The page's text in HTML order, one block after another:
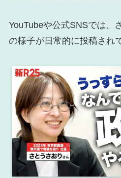
YouTubeや公式SNSでは、
の様子が日常的に投稿され